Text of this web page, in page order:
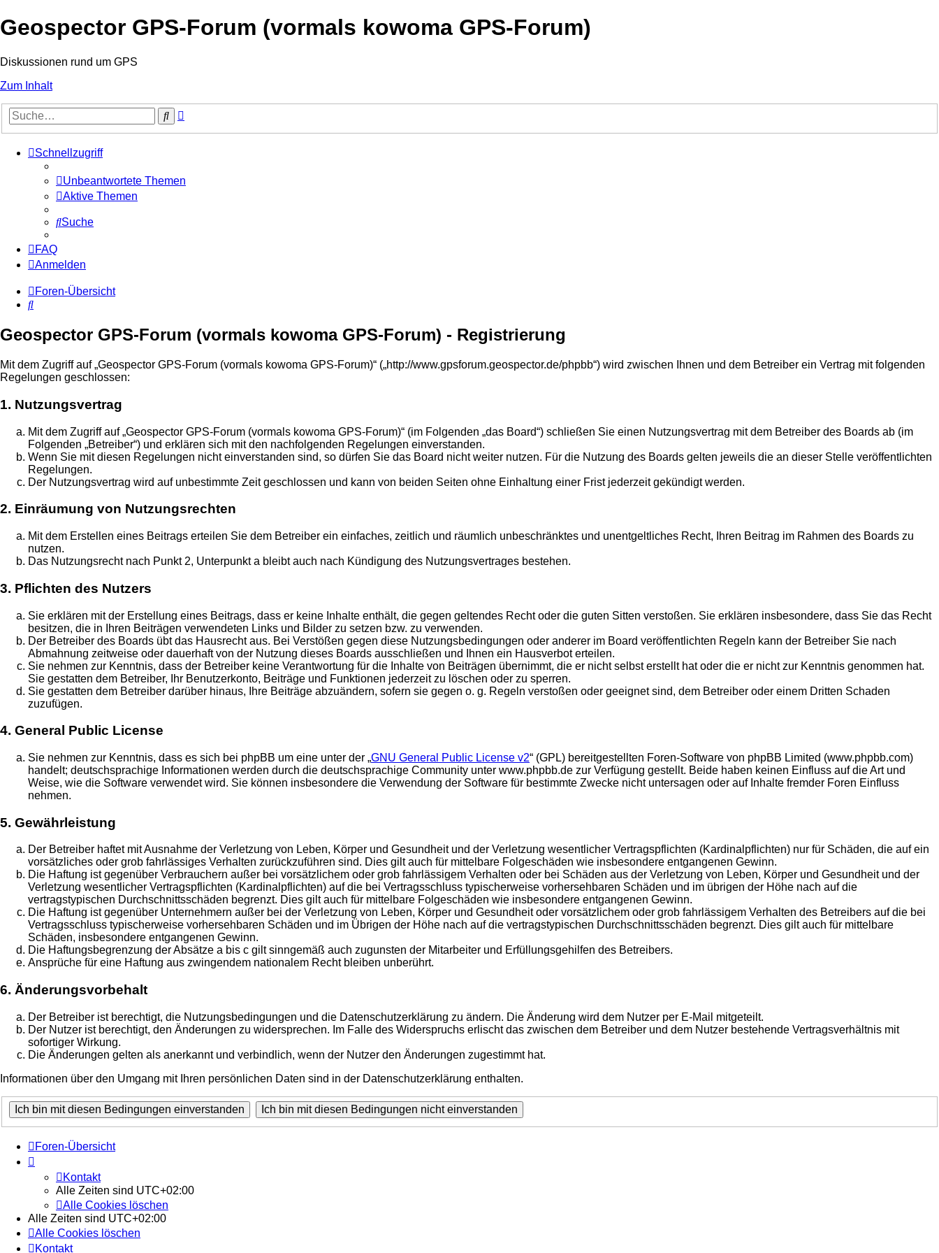
Geospector GPS-Forum (vormals kowoma GPS-Forum)
Diskussionen rund um GPS
Zum Inhalt
Suche
Schnellzugriff
Unbeantwortete Themen
Aktive Themen
Suche
FAQ
Anmelden
Foren-Übersicht
Suche
Geospector GPS-Forum (vormals kowoma GPS-Forum) - Registrierung
Mit dem Zugriff auf „Geospector GPS-Forum (vormals kowoma GPS-Forum)“ („http://www.gpsforum.geospector.de/phpbb“) wird zwischen Ihnen und dem Betreiber ein Vertrag mit folgenden
Regelungen geschlossen:
1. Nutzungsvertrag
Mit dem Zugriff auf „Geospector GPS-Forum (vormals kowoma GPS-Forum)“ (im Folgenden „das Board“) schließen Sie einen Nutzungsvertrag mit dem Betreiber des Boards ab (im
Folgenden „Betreiber“) und erklären sich mit den nachfolgenden Regelungen einverstanden.
Wenn Sie mit diesen Regelungen nicht einverstanden sind, so dürfen Sie das Board nicht weiter nutzen. Für die Nutzung des Boards gelten jeweils die an dieser Stelle veröffentlichten
Regelungen.
Der Nutzungsvertrag wird auf unbestimmte Zeit geschlossen und kann von beiden Seiten ohne Einhaltung einer Frist jederzeit gekündigt werden.
2. Einräumung von Nutzungsrechten
Mit dem Erstellen eines Beitrags erteilen Sie dem Betreiber ein einfaches, zeitlich und räumlich unbeschränktes und unentgeltliches Recht, Ihren Beitrag im Rahmen des Boards zu
nutzen.
Das Nutzungsrecht nach Punkt 2, Unterpunkt a bleibt auch nach Kündigung des Nutzungsvertrages bestehen.
3. Pflichten des Nutzers
Sie erklären mit der Erstellung eines Beitrags, dass er keine Inhalte enthält, die gegen geltendes Recht oder die guten Sitten verstoßen. Sie erklären insbesondere, dass Sie das Recht
besitzen, die in Ihren Beiträgen verwendeten Links und Bilder zu setzen bzw. zu verwenden.
Der Betreiber des Boards übt das Hausrecht aus. Bei Verstößen gegen diese Nutzungsbedingungen oder anderer im Board veröffentlichten Regeln kann der Betreiber Sie nach
Abmahnung zeitweise oder dauerhaft von der Nutzung dieses Boards ausschließen und Ihnen ein Hausverbot erteilen.
Sie nehmen zur Kenntnis, dass der Betreiber keine Verantwortung für die Inhalte von Beiträgen übernimmt, die er nicht selbst erstellt hat oder die er nicht zur Kenntnis genommen hat.
Sie gestatten dem Betreiber, Ihr Benutzerkonto, Beiträge und Funktionen jederzeit zu löschen oder zu sperren.
Sie gestatten dem Betreiber darüber hinaus, Ihre Beiträge abzuändern, sofern sie gegen o. g. Regeln verstoßen oder geeignet sind, dem Betreiber oder einem Dritten Schaden
zuzufügen.
4. General Public License
Sie nehmen zur Kenntnis, dass es sich bei phpBB um eine unter der „GNU General Public License v2“ (GPL) bereitgestellten Foren-Software von phpBB Limited (www.phpbb.com)
handelt; deutschsprachige Informationen werden durch die deutschsprachige Community unter www.phpbb.de zur Verfügung gestellt. Beide haben keinen Einfluss auf die Art und
Weise, wie die Software verwendet wird. Sie können insbesondere die Verwendung der Software für bestimmte Zwecke nicht untersagen oder auf Inhalte fremder Foren Einfluss
nehmen.
5. Gewährleistung
Der Betreiber haftet mit Ausnahme der Verletzung von Leben, Körper und Gesundheit und der Verletzung wesentlicher Vertragspflichten (Kardinalpflichten) nur für Schäden, die auf ein
vorsätzliches oder grob fahrlässiges Verhalten zurückzuführen sind. Dies gilt auch für mittelbare Folgeschäden wie insbesondere entgangenen Gewinn.
Die Haftung ist gegenüber Verbrauchern außer bei vorsätzlichem oder grob fahrlässigem Verhalten oder bei Schäden aus der Verletzung von Leben, Körper und Gesundheit und der
Verletzung wesentlicher Vertragspflichten (Kardinalpflichten) auf die bei Vertragsschluss typischerweise vorhersehbaren Schäden und im übrigen der Höhe nach auf die
vertragstypischen Durchschnittsschäden begrenzt. Dies gilt auch für mittelbare Folgeschäden wie insbesondere entgangenen Gewinn.
Die Haftung ist gegenüber Unternehmern außer bei der Verletzung von Leben, Körper und Gesundheit oder vorsätzlichem oder grob fahrlässigem Verhalten des Betreibers auf die bei
Vertragsschluss typischerweise vorhersehbaren Schäden und im Übrigen der Höhe nach auf die vertragstypischen Durchschnittsschäden begrenzt. Dies gilt auch für mittelbare
Schäden, insbesondere entgangenen Gewinn.
Die Haftungsbegrenzung der Absätze a bis c gilt sinngemäß auch zugunsten der Mitarbeiter und Erfüllungsgehilfen des Betreibers.
Ansprüche für eine Haftung aus zwingendem nationalem Recht bleiben unberührt.
6. Änderungsvorbehalt
Der Betreiber ist berechtigt, die Nutzungsbedingungen und die Datenschutzerklärung zu ändern. Die Änderung wird dem Nutzer per E-Mail mitgeteilt.
Der Nutzer ist berechtigt, den Änderungen zu widersprechen. Im Falle des Widerspruchs erlischt das zwischen dem Betreiber und dem Nutzer bestehende Vertragsverhältnis mit
sofortiger Wirkung.
Die Änderungen gelten als anerkannt und verbindlich, wenn der Nutzer den Änderungen zugestimmt hat.
Informationen über den Umgang mit Ihren persönlichen Daten sind in der Datenschutzerklärung enthalten.
Foren-Übersicht
Kontakt
Alle Zeiten sind UTC+02:00
Alle Cookies löschen
Alle Zeiten sind UTC+02:00
Alle Cookies löschen
Kontakt